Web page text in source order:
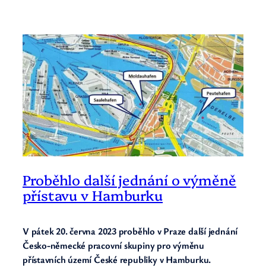
Proběhlo další jednání o výměně
přístavu v Hamburku
V pátek 20. června 2023 proběhlo v Praze další jednání
Česko-německé pracovní skupiny pro výměnu
přístavních území České republiky v Hamburku.